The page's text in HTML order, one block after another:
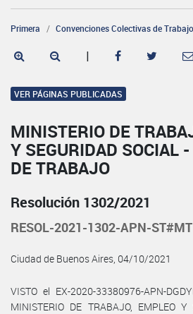
Primera Convenciones Colectivas de Trabajo
|
VER PÁGINAS PUBLICADAS
MINISTERIO DE
Y SEGURIDAD SOCIAL
DE TRABAJO
Resolución 1302/2021
RESOL-2021-1302-APN-ST#MT
Ciudad de Buenos Aires, 04/10/2021
VISTO el EX-2020-33380976-APN-
MINISTERIO DE TRABAJO, EMPLEO Y